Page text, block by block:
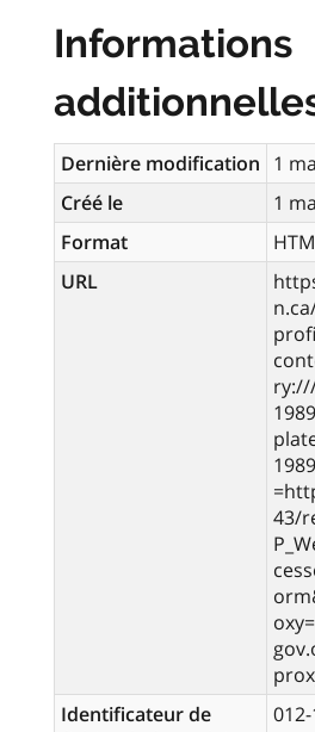
Informations
Dernière modification 1
Créé le
1
Format
URL
43/
Identificateur de